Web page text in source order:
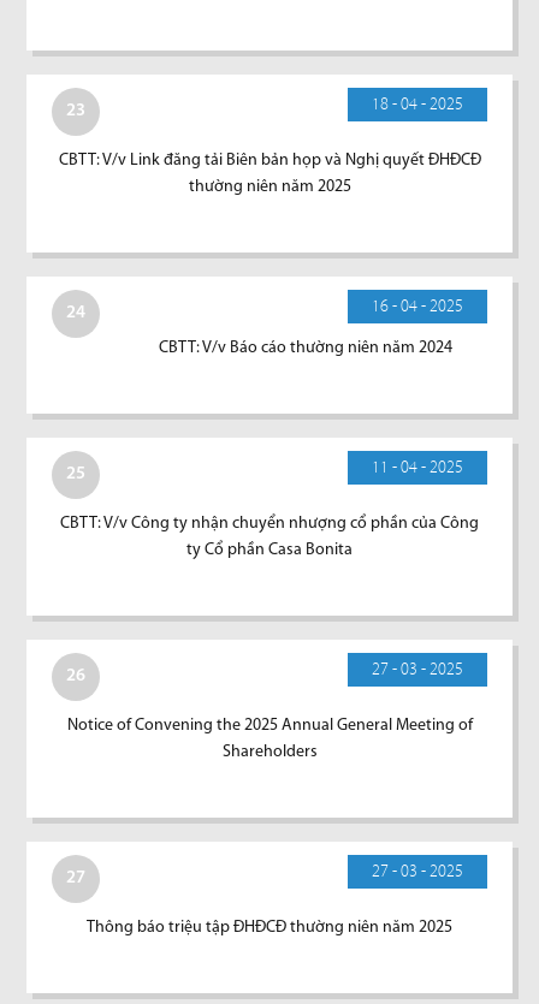
23 18 - 04 - 2025
CBTT: V/v Link đăng tải Biên bản họp và Nghị quyết ĐHĐCĐ
thường niên năm 2025
24 16 - 04 - 2025
CBTT: V/v Báo cáo thường niên năm 2024
25 11 - 04 - 2025
CBTT: V/v Công ty nhận chuyển nhượng cổ phần của Công
ty Cổ phần Casa Bonita
26 27 - 03 - 2025
Notice of Convening the 2025 Annual General Meeting of
Shareholders
27 27 - 03 - 2025
Thông báo triệu tập ĐHĐCĐ thường niên năm 2025